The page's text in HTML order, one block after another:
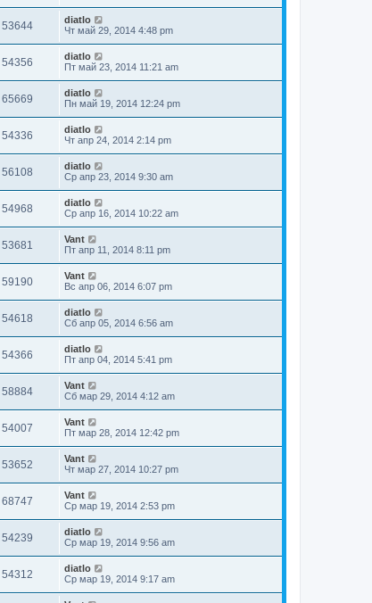
53644
diatlo
Чт май 29, 2014 4:48 pm
54356
diatlo
Пт май 23, 2014 11:21 am
65669
diatlo
Пн май 19, 2014 12:24 pm
54336
diatlo
Чт апр 24, 2014 2:14 pm
56108
diatlo
Ср апр 23, 2014 9:30 am
54968
diatlo
Ср апр 16, 2014 10:22 am
53681
Vant
Пт апр 11, 2014 8:11 pm
59190
Vant
Вс апр 06, 2014 6:07 pm
54618
diatlo
Сб апр 05, 2014 6:56 am
54366
diatlo
Пт апр 04, 2014 5:41 pm
58884
Vant
Сб мар 29, 2014 4:12 am
54007
Vant
Пт мар 28, 2014 12:42 pm
53652
Vant
Чт мар 27, 2014 10:27 pm
68747
Vant
Ср мар 19, 2014 2:53 pm
54239
diatlo
Ср мар 19, 2014 9:56 am
54312
diatlo
Ср мар 19, 2014 9:17 am